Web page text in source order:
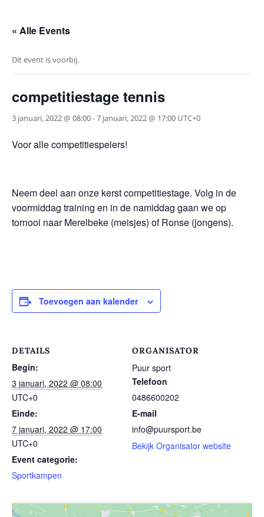
« Alle Events
Dit event is voorbij.
competitiestage tennis
3 januari, 2022 @ 08:00-7 januari, 2022 @ 17:00 UTC+0
Voor alle competitiespelers!
Neem deel aan onze kerst competitiestage. Volg in de
voormiddag training en in de namiddag gaan we op
tornooi naar Merelbeke (meisjes) of Ronse (jongens).
Toevoegen aan kalender
DETAILS
Begin:
3 januari, 2022 @ 08:00
UTC+0
Einde:
7 januari, 2022 @ 17:00
UTC+0
Event categorie:
Sportkampen
ORGANISATOR
Puur sport
Telefoon
0486600202
E-mail
info@puursport.be
Bekijk Organisator website